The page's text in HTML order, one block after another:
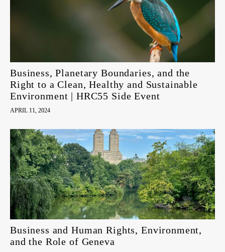
Business, Planetary Boundaries, and the
Right to a Clean, Healthy and Sustainable
Environment | HRC55 Side Event
APRIL 11, 2024
Business and Human Rights, Environment,
and the Role of Geneva